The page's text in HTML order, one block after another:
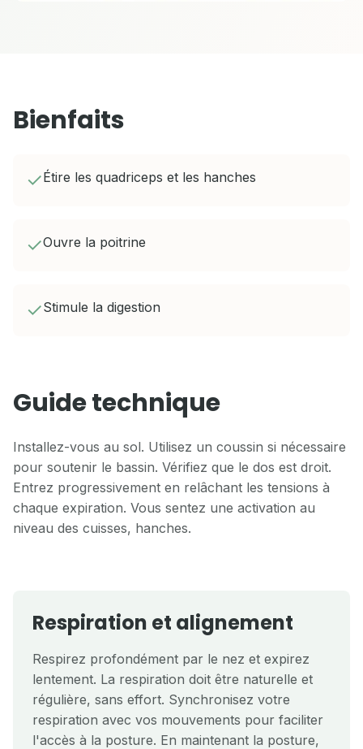
Bienfaits
✓Étire les quadriceps et les hanches
✓Ouvre la poitrine
✓Stimule la digestion
Guide technique
Installez-vous au sol. Utilisez un coussin si nécessaire
pour soutenir le bassin. Vérifiez que le dos est droit.
Entrez progressivement en relâchant les tensions à
chaque expiration. Vous sentez une activation au
niveau des cuisses, hanches.
Respiration et alignement
Respirez profondément par le nez et expirez
lentement. La respiration doit être naturelle et
régulière, sans effort. Synchronisez votre
respiration avec vos mouvements pour faciliter
l'accès à la posture. En maintenant la posture,